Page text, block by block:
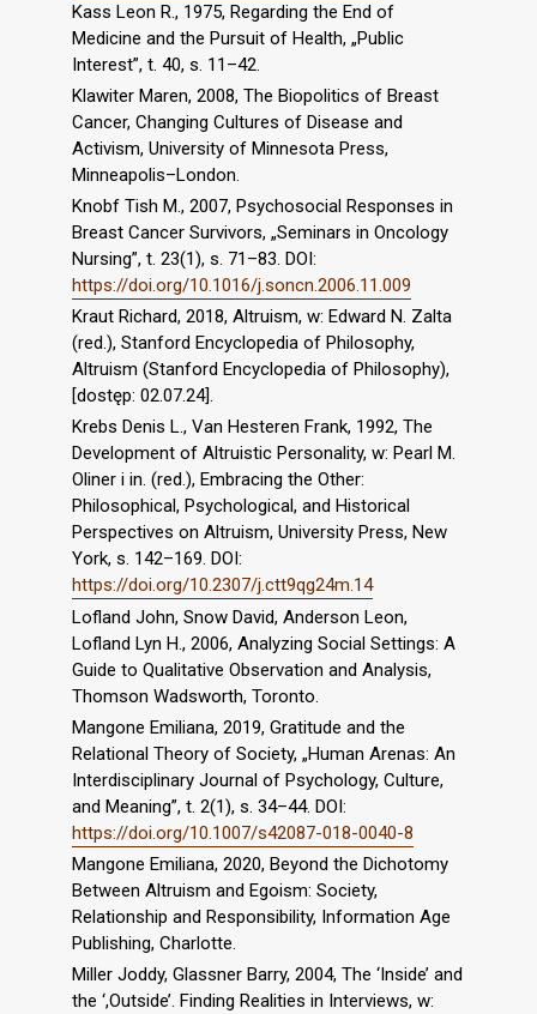
Kass Leon R., 1975, Regarding the End of
Medicine and the Pursuit of Health, „Public
Interest”, t. 40, s. 11–42.
Klawiter Maren, 2008, The Biopolitics of Breast
Cancer, Changing Cultures of Disease and
Activism, University of Minnesota Press,
Minneapolis–London.
Knobf Tish M., 2007, Psychosocial Responses in
Breast Cancer Survivors, „Seminars in Oncology
Nursing”, t. 23(1), s. 71–83. DOI:
https://doi.org/10.1016/j.soncn.2006.11.009
Kraut Richard, 2018, Altruism, w: Edward N. Zalta
(red.), Stanford Encyclopedia of Philosophy,
Altruism (Stanford Encyclopedia of Philosophy),
[dostęp: 02.07.24].
Krebs Denis L., Van Hesteren Frank, 1992, The
Development of Altruistic Personality, w: Pearl M.
Oliner i in. (red.), Embracing the Other:
Philosophical, Psychological, and Historical
Perspectives on Altruism, University Press, New
York, s. 142–169. DOI:
https://doi.org/10.2307/j.ctt9qg24m.14
Lofland John, Snow David, Anderson Leon,
Lofland Lyn H., 2006, Analyzing Social Settings: A
Guide to Qualitative Observation and Analysis,
Thomson Wadsworth, Toronto.
Mangone Emiliana, 2019, Gratitude and the
Relational Theory of Society, „Human Arenas: An
Interdisciplinary Journal of Psychology, Culture,
and Meaning”, t. 2(1), s. 34–44. DOI:
https://doi.org/10.1007/s42087-018-0040-8
Mangone Emiliana, 2020, Beyond the Dichotomy
Between Altruism and Egoism: Society,
Relationship and Responsibility, Information Age
Publishing, Charlotte.
Miller Joddy, Glassner Barry, 2004, The ‘Inside’ and
the ‘,Outside’. Finding Realities in Interviews, w: